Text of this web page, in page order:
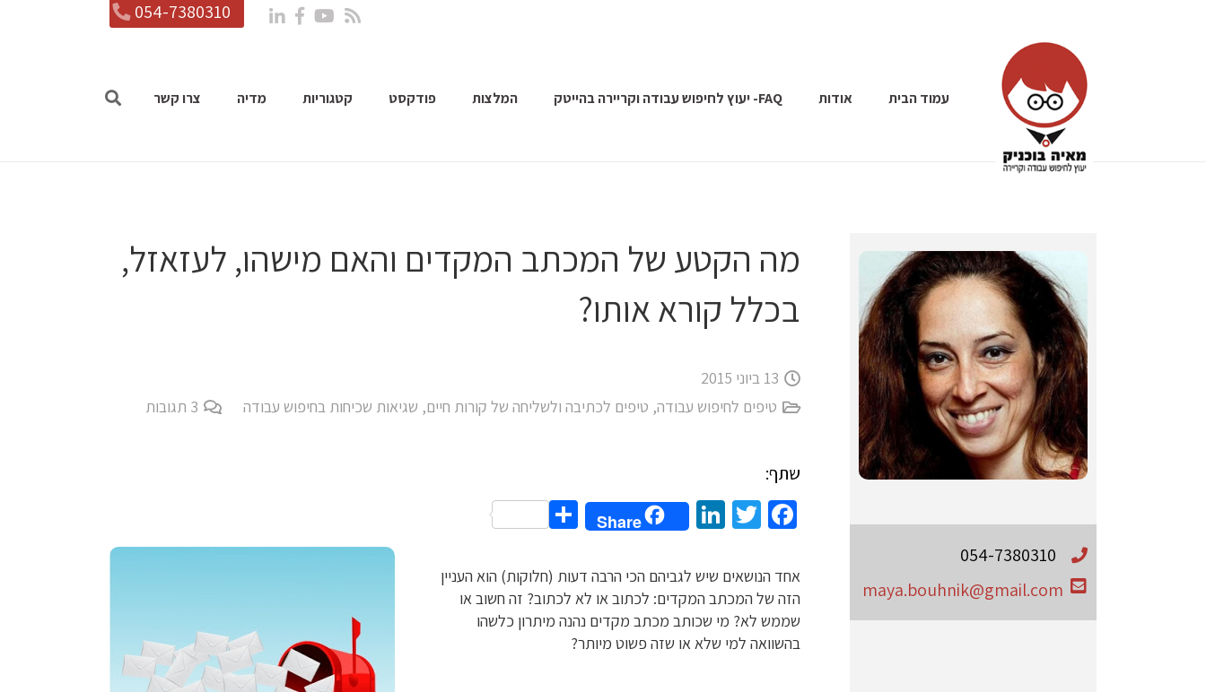
054-7380310
עמוד הבית אודות FAQ- יעוץ לחיפוש עבודה וקריירה בהייטק המלצות פודקסט קטגוריות מדיה צרו קשר
מה הקטע של המכתב המקדים והאם מישהו, לעזאזל,
בכלל קורא אותו?
13 ביוני 2015
טיפים לחיפוש עבודה, טיפים לכתיבה ולשליחה של קורות חיים, שגיאות שכיחות בחיפוש עבודה 3 תגובות
שתף:
Facebook
Twitter
LinkedIn
Share
Share
אחד הנושאים שיש לגביהם הכי הרבה דעות (חלוקות) הוא העניין
הזה של המכתב המקדים: לכתוב או לא לכתוב? זה חשוב או
שממש לא? מי שכותב מכתב מקדים נהנה מיתרון כלשהו
בהשוואה למי שלא או שזה פשוט מיותר?
054-7380310
maya.bouhnik@gmail.com